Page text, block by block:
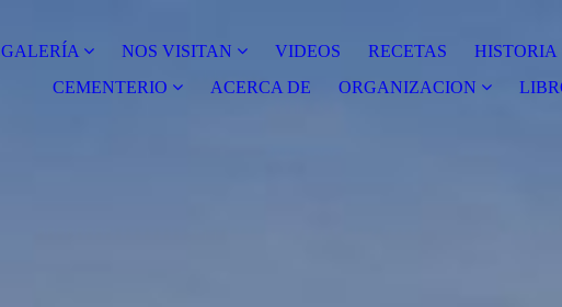
GALERÍA NOS VISITAN VIDEOS RECETAS HISTORIA
CEMENTERIO
ACERCA DE ORGANIZACION